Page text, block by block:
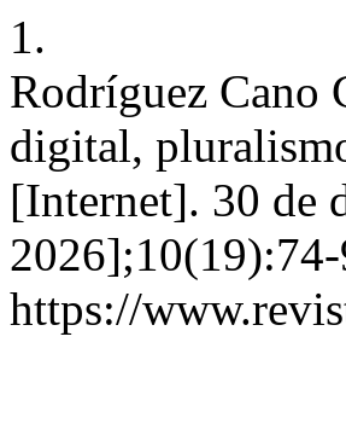
1.
Rodríguez Cano
digital,
[Internet]. 30 de
https://